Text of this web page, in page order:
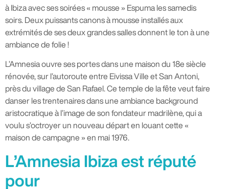
à Ibiza avec ses soirées « mousse » Espuma les samedis
soirs. Deux puissants canons à mousse installés aux
extrémités de ses deux grandes salles donnent le ton à une
ambiance de folie !
L’Amnesia ouvre ses portes dans une maison du 18e siècle
rénovée, sur l’autoroute entre Eivissa Ville et San Antoni,
près du village de San Rafael. Ce temple de la fête veut faire
danser les trentenaires dans une ambiance background
aristocratique à l’image de son fondateur madrilène, qui a
voulu s’octroyer un nouveau départ en louant cette «
maison de campagne » en mai 1976.
L’Amnesia Ibiza est réputé
pour